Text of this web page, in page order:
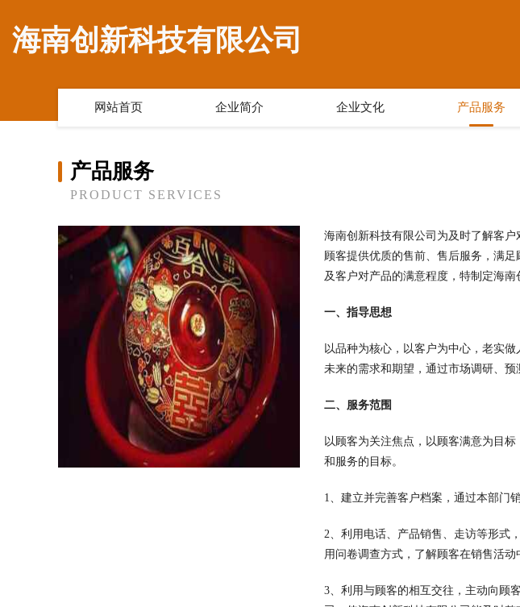
海南创新科技有限公司
网站首页 企业简介 企业文化 产品服务
产品服务
PRODUCT SERVICES
海南创新科技有限公司为及时了解客
顾客提供优质的售前、售后服务，满
及客户对产品的满意程度，特制定海南
一、指导思想
以品种为核心，以客户为中心，老实
未来的需求和期望，通过市场调研、
二、服务范围
以顾客为关注焦点，以顾客满意为目
和服务的目标。
1、建立并完善客户档案，通过本部门
2、利用电话、产品销售、走访等形式
用问卷调查方式，了解顾客在销售活
3、利用与顾客的相互交往，主动向顾